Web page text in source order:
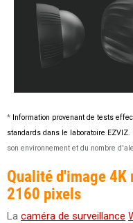
* Information provenant de tests
standards dans le laboratoire EZVIZ.
son environnement et du nombre
Qualité d'image
2160 pixels
La caméra de surveillance